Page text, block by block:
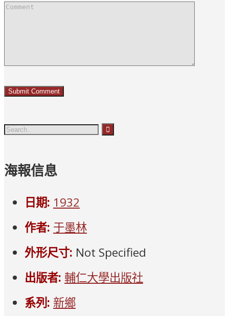
海報信息
日期: 1932
作者: 于墨林
外形尺寸: Not Specified
出版者: 輔仁大學出版社
系列: 新鄉